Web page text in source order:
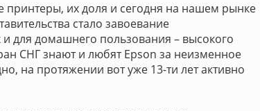
их доля и сегодня на нашем рынке
стало завоевание
для домашнего пользования – высокого
СНГ знают и любят Epson за неизменное
на протяжении вот уже 13-ти лет активно